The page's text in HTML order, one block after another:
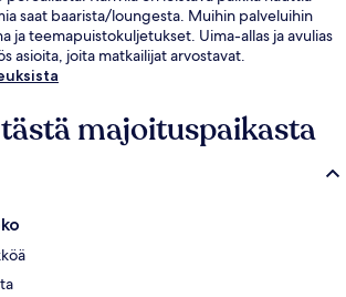
saat baarista/loungesta. Muihin palveluihin
ja teemapuistokuljetukset. Uima-allas ja avulias
asioita, joita matkailijat arvostavat.
majoituspaikasta